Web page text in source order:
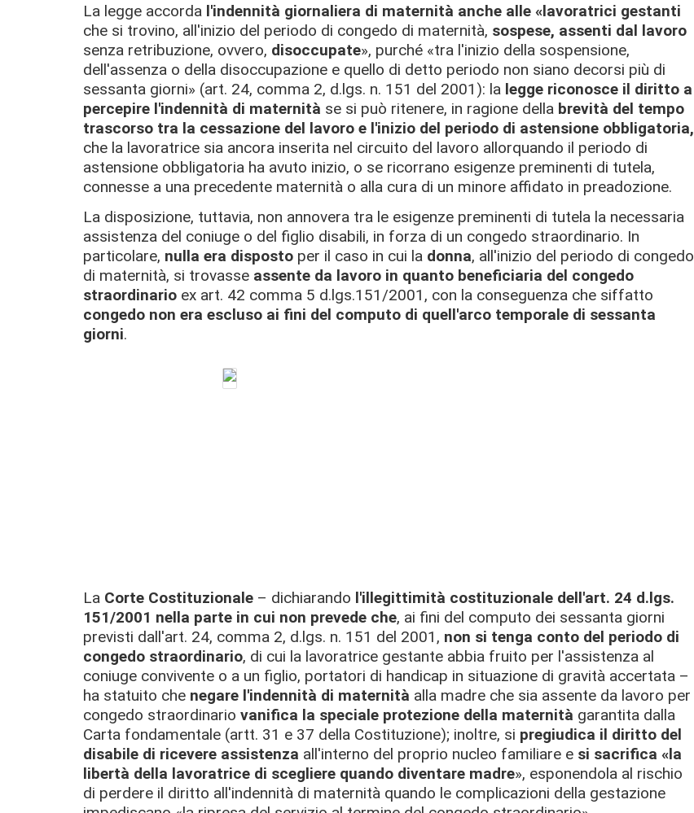
La legge accorda l'indennità giornaliera di maternità anche alle «lavoratrici gestanti
che si trovino, all'inizio del periodo di congedo di maternità, sospese, assenti dal lavoro
senza retribuzione, ovvero, disoccupate», purché «tra l'inizio della sospensione,
dell'assenza o della disoccupazione e quello di detto periodo non siano decorsi più di
sessanta giorni» (art. 24, comma 2, d.lgs. n. 151 del 2001): la legge riconosce il diritto a
percepire l'indennità di maternità se si può ritenere, in ragione della brevità del tempo
trascorso tra la cessazione del lavoro e l'inizio del periodo di astensione obbligatoria,
che la lavoratrice sia ancora inserita nel circuito del lavoro allorquando il periodo di
astensione obbligatoria ha avuto inizio, o se ricorrano esigenze preminenti di tutela,
connesse a una precedente maternità o alla cura di un minore affidato in preadozione.
La disposizione, tuttavia, non annovera tra le esigenze preminenti di tutela la necessaria
assistenza del coniuge o del figlio disabili, in forza di un congedo straordinario. In
particolare, nulla era disposto per il caso in cui la donna, all'inizio del periodo di congedo
di maternità, si trovasse assente da lavoro in quanto beneficiaria del congedo
straordinario ex art. 42 comma 5 d.lgs.151/2001, con la conseguenza che siffatto
congedo non era escluso ai fini del computo di quell'arco temporale di sessanta
giorni.
La Corte Costituzionale – dichiarando l'illegittimità costituzionale dell'art. 24 d.lgs.
151/2001 nella parte in cui non prevede che, ai fini del computo dei sessanta giorni
previsti dall'art. 24, comma 2, d.lgs. n. 151 del 2001, non si tenga conto del periodo di
congedo straordinario, di cui la lavoratrice gestante abbia fruito per l'assistenza al
coniuge convivente o a un figlio, portatori di handicap in situazione di gravità accertata –
ha statuito che negare l'indennità di maternità alla madre che sia assente da lavoro per
congedo straordinario vanifica la speciale protezione della maternità garantita dalla
Carta fondamentale (artt. 31 e 37 della Costituzione); inoltre, si pregiudica il diritto del
disabile di ricevere assistenza all'interno del proprio nucleo familiare e si sacrifica «la
libertà della lavoratrice di scegliere quando diventare madre», esponendola al rischio
di perdere il diritto all'indennità di maternità quando le complicazioni della gestazione